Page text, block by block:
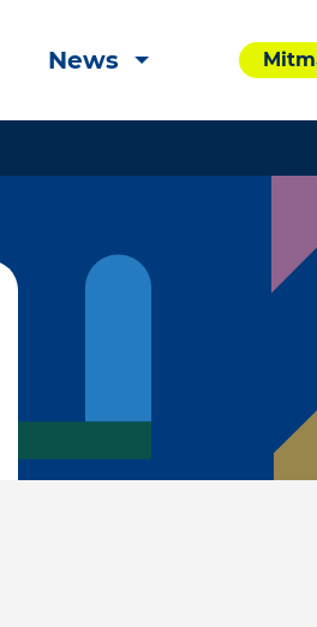
News